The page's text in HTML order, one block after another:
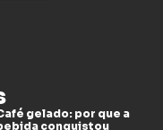
gelado: por que a
conquistou